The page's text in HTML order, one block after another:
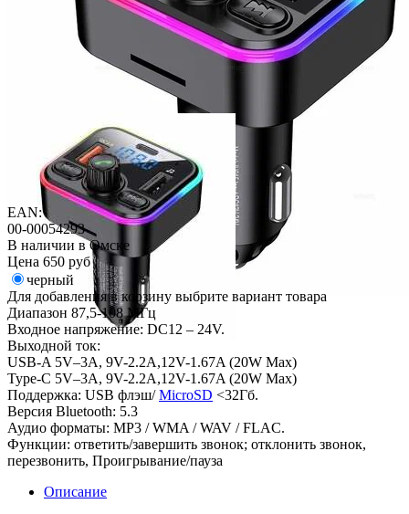
EAN:
00-00054293
В наличии в Омске
Цена 650 руб
черный
Для добавления в корзину выбрите вариант товара
Диапазон 87,5-108 МГц
Входное напряжение: DC12 – 24V.
Выходной ток:
USB-A 5V–3A, 9V-2.2A,12V-1.67A (20W Max)
Type-C 5V–3A, 9V-2.2A,12V-1.67A (20W Max)
Поддержка: USB флэш/MicroSD <32Гб.
Версия Bluetooth: 5.3
Аудио форматы: MP3 / WMA / WAV / FLAC.
Функции: ответить/завершить звонок; отклонить звонок,
перезвонить, Проигрывание/пауза
Описание